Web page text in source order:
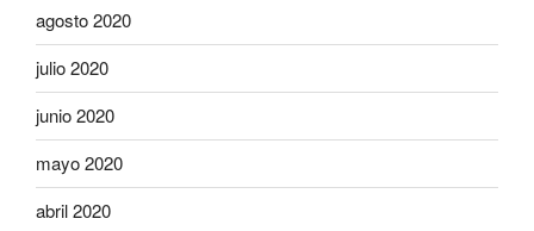
agosto 2020
julio 2020
junio 2020
mayo 2020
abril 2020